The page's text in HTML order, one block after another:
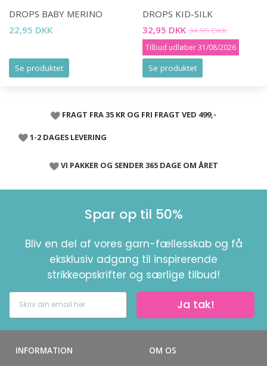
DROPS BABY MERINO
22,95 DKK
Se produktet
DROPS KID-SILK
32,95 DKK 34,95 DKK
Tilbud udløber 31/08/2026
Se produktet
FRAGT FRA 35 KR OG FRI FRAGT VED 499,-
1-2 DAGES LEVERING
VI PAKKER OG SENDER 365 DAGE OM ÅRET
Spar op til 50%
Bliv en del af vores garn-fællesskab og få
eksklusiv adgang til inspirerende
strikkeopskrifter og særlige tilbud!
Ja tak!
INFORMATION OM OS